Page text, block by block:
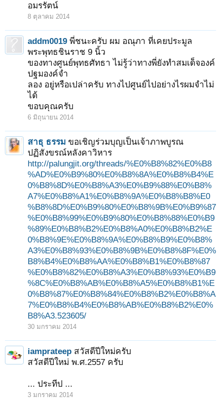
อมรรัตน์
8 ตุลาคม 2014
addm0019 พี่ชนะครับ ผม อณุภา ที่เคยประมูล
พระพุทธชินราช 9 นิ้ว
ของทางศูนย์พุทธศัทธา ไม่รู้ว่าทางพี่ยังทําสมเด็จองค์
ปฐมองค์จํา
ลอง อยู่หรือเปล่าครับ ทางไปศูนย์ไปอย่างไรผมจําไม่
ได้
ขอบคุณครับ
6 มิถุนายน 2014
สาธุ ธรรม ขอเชิญร่วมบุญเป็นเจ้าภาพบูรณ
ปฏิสังขรณ์หลังคาวิหาร
http://palungjit.org/threads/%E0%B8%82%E0%B8
%AD%E0%B9%80%E0%B8%8A%E0%B8%B4%E
0%B8%8D%E0%B8%A3%E0%B9%88%E0%B8%
A7%E0%B8%A1%E0%B8%9A%E0%B8%B8%E0
%B8%8D%E0%B9%80%E0%B8%9B%E0%B9%87
%E0%B8%99%E0%B9%80%E0%B8%88%E0%B9
%89%E0%B8%B2%E0%B8%A0%E0%B8%B2%E
0%B8%9E%E0%B8%9A%E0%B8%B9%E0%B8%
A3%E0%B8%93%E0%B8%9B%E0%B8%8F%E0%
B8%B4%E0%B8%AA%E0%B8%B1%E0%B8%87
%E0%B8%82%E0%B8%A3%E0%B8%93%E0%B9
%8C%E0%B8%AB%E0%B8%A5%E0%B8%B1%E
0%B8%87%E0%B8%84%E0%B8%B2%E0%B8%A
7%E0%B8%B4%E0%B8%AB%E0%B8%B2%E0%
B8%A3.523605/
30 มกราคม 2014
iamprateep สวัสดีปีใหม่ครับ
สวัสดีปีใหม่ พ.ศ.2557 ครับ
... ประทีป ...
3 มกราคม 2014